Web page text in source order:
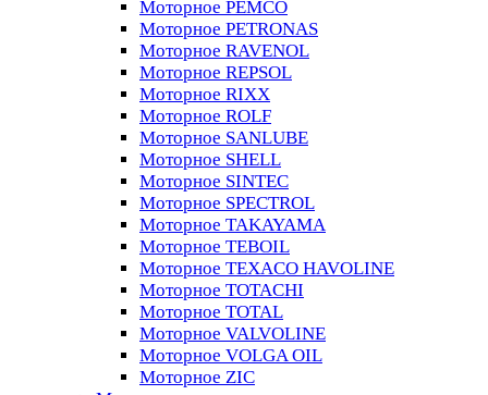
Моторное PEMCO
Моторное PETRONAS
Моторное RAVENOL
Моторное REPSOL
Моторное RIXX
Моторное ROLF
Моторное SANLUBE
Моторное SHELL
Моторное SINTEC
Моторное SPECTROL
Моторное TAKAYAMA
Моторное TEBOIL
Моторное TEXACO HAVOLINE
Моторное TOTACHI
Моторное TOTAL
Моторное VALVOLINE
Моторное VOLGA OIL
Моторное ZIC